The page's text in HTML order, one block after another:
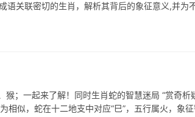
语关联密切的生肖，解析其背后的象征意义,并为
；一起来了解！同时生肖蛇的智慧迷局 “赏奇析
相似，蛇在十二地支中对应“巳”，五行属火，象